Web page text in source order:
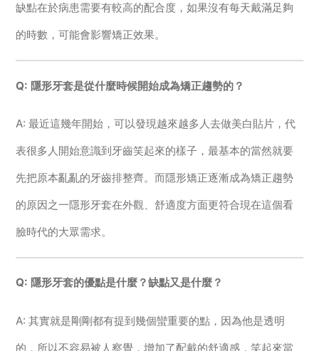
缺點在於病患需要有較高的配合度，如果沒有每天戴滿足夠
的時數，可能會影響矯正效果。
Q: 隱形牙套是從什麼時候開始成為矯正趨勢的？
A: 最近這幾年開始，可以發現越來越多人去做美白貼片，代
表很多人開始意識到牙齒笑起來的樣子，最基本的當然就要
先把原本亂亂的牙齒排整齊。而隱形矯正逐漸成為矯正趨勢
的原因之一隱形牙套在外觀、舒適度方面更符合現在這個看
臉時代的大眾需求。
Q: 隱形牙套的優點是什麼？缺點又是什麼？
A: 其實就是剛剛都有提到幾個蠻重要的點，因為他是透明
的，所以不容易被人察覺，增加了配戴的舒適感，笑起來當